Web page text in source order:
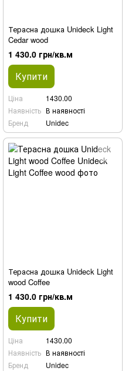
Терасна дошка Unideck Light
Cedar wood
1 430.0 грн/кв.м
Купити
Ціна
1430.00
Наявність В наявності
Бренд
Unidec
Терасна дошка Unideck Light
wood Coffee
1 430.0 грн/кв.м
Купити
Ціна
1430.00
Наявність В наявності
Бренд
Unidec